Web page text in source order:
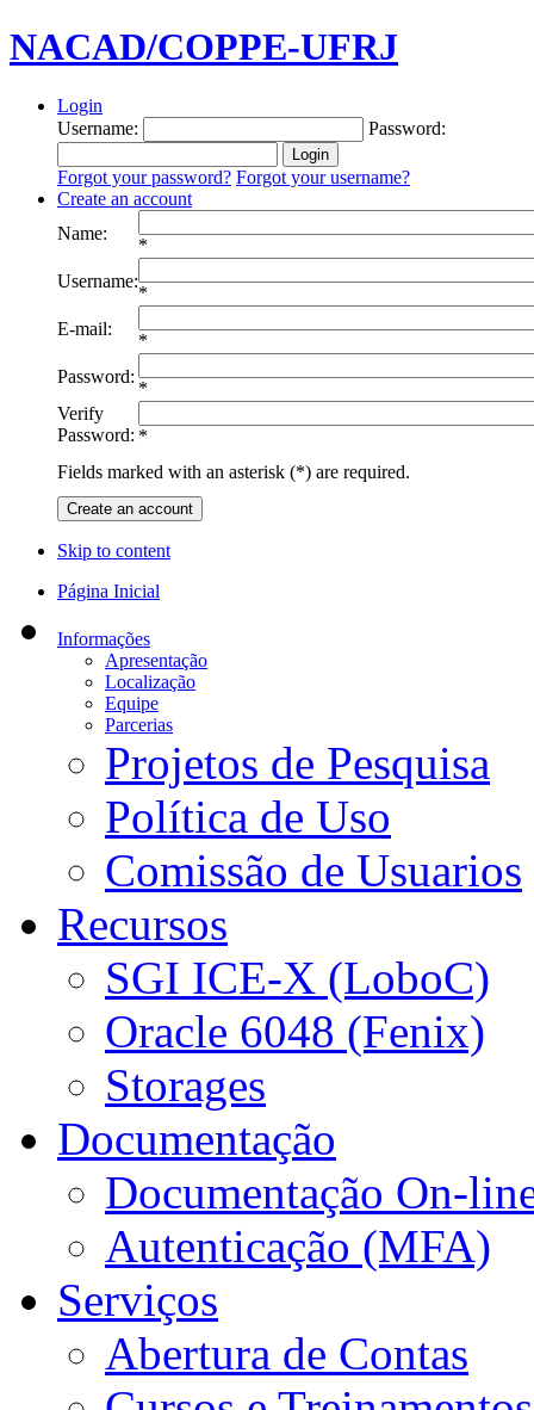
NACAD/COPPE-UFRJ
Login
Username:
Password:
Forgot your password? Forgot your username?
Create an account
Name:
*
Username:
*
E-mail:
*
Password:
*
Verify
Password: *
Fields marked with an asterisk (*) are required.
Create an account
Skip to content
Página Inicial
Informações
Apresentação
Localização
Equipe
Parcerias
Projetos de Pesquisa
Política de Uso
Comissão de Usuarios
Recursos
SGI ICE-X (LoboC)
Oracle 6048 (Fenix)
Storages
Documentação
Documentação On-
Autenticação (MFA)
Serviços
Abertura de Contas